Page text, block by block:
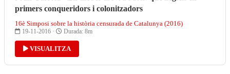
primers conqueridors i colonitzadors
16è Simposi sobre la història censurada de Catalunya (2016)
19-11-2016 · Durada: 8m
VISUALITZA